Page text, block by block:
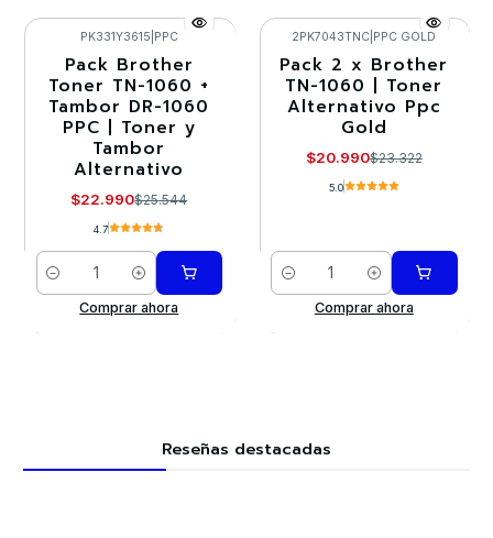
-10%
PK331Y3615 PPC
Pack Brother
Toner TN-1060 +
Tambor DR-1060
PPC | Toner y
Tambor
Alternativo
$22.990$25.544
4.7
Cantidad
Comprar ahora
-10%
2PK7043TNC PPC GOLD
Pack 2 x Brother
TN-1060 | Toner
Alternativo Ppc
Gold
$20.990$23.322
5.0
Cantidad
Comprar ahora
Reseñas destacadas